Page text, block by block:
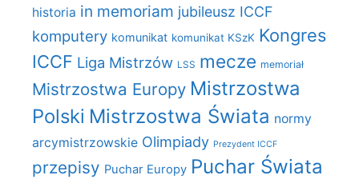
historia in memoriam jubileusz ICCF
komputery komunikat komunikat KSzK Kongres
ICCF Liga Mistrzów LSS mecze memoriał
Mistrzostwa Europy Mistrzostwa
Polski Mistrzostwa Świata normy
arcymistrzowskie Olimpiady Prezydent ICCF
przepisy Puchar Europy Puchar Świata